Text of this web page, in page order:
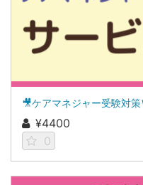
¥4400
0